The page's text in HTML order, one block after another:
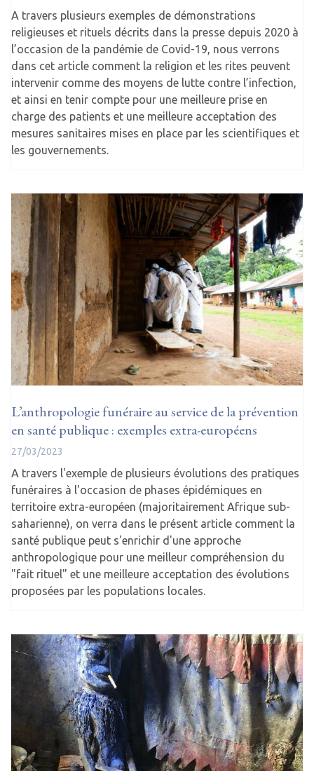
A travers plusieurs exemples de démonstrations
religieuses et rituels décrits dans la presse depuis 2020 à
l’occasion de la pandémie de Covid-19, nous verrons
dans cet article comment la religion et les rites peuvent
intervenir comme des moyens de lutte contre l’infection,
et ainsi en tenir compte pour une meilleure prise en
charge des patients et une meilleure acceptation des
mesures sanitaires mises en place par les scientifiques et
les gouvernements.
L’anthropologie funéraire au service de la prévention
en santé publique : exemples extra-européens
27/03/2023
A travers l'exemple de plusieurs évolutions des pratiques
funéraires à l'occasion de phases épidémiques en
territoire extra-européen (majoritairement Afrique sub-
saharienne), on verra dans le présent article comment la
santé publique peut s'enrichir d'une approche
anthropologique pour une meilleur compréhension du
"fait rituel" et une meilleure acceptation des évolutions
proposées par les populations locales.